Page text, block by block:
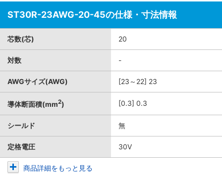
ST30R-23AWG-20-45の仕様・寸法情報
芯数(芯) 20
対数 -
AWGサイズ(AWG) [23～22] 23
導体断面積(mm2) [0.3] 0.3
シールド 無
定格電圧 30V
商品詳細をもっと見る